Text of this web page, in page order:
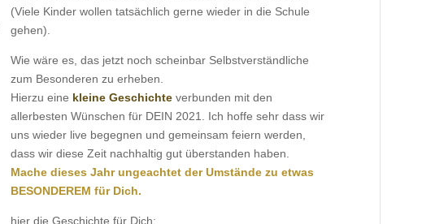
(Viele Kinder wollen tatsächlich gerne wieder in die Schule
gehen).
Wie wäre es, das jetzt noch scheinbar Selbstverständliche
zum Besonderen zu erheben.
Hierzu eine kleine Geschichte verbunden mit den
allerbesten Wünschen für DEIN 2021. Ich hoffe sehr dass wir
uns wieder live begegnen und gemeinsam feiern werden,
dass wir diese Zeit nachhaltig gut überstanden haben.
Mache dieses Jahr ungeachtet der Umstände zu etwas
BESONDEREM für Dich.
hier die Geschichte für Dich: